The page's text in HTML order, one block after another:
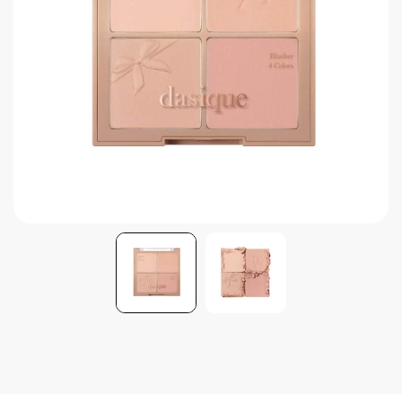
Protector Solar en Barra No.1
Parche para granitos
Rastrear mi Pedido
Parches para granitos internos
Parches para manchitas pos acné